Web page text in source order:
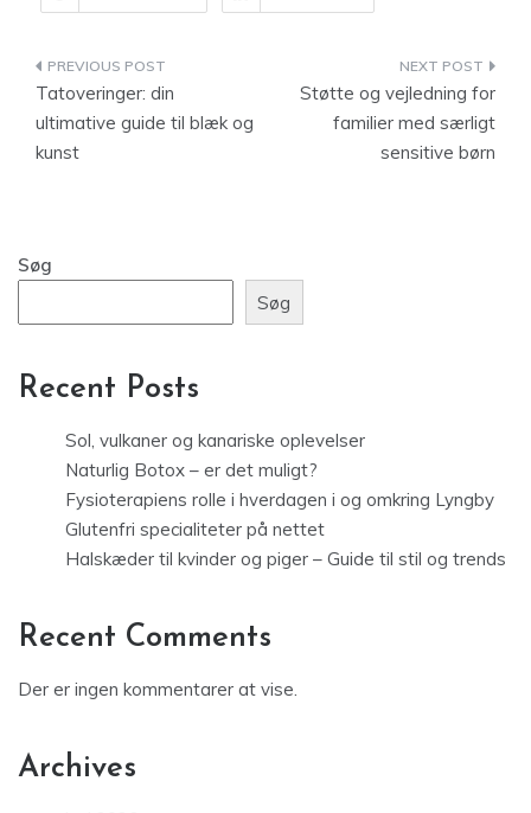
Indlægsnavigation
Tatoveringer: din
ultimative guide til blæk og
kunst
Støtte og vejledning for
familier med særligt
sensitive børn
Søg
Søg
Recent Posts
Sol, vulkaner og kanariske oplevelser
Naturlig Botox – er det muligt?
Fysioterapiens rolle i hverdagen i og omkring Lyngby
Glutenfri specialiteter på nettet
Halskæder til kvinder og piger – Guide til stil og trends
Recent Comments
Der er ingen kommentarer at vise.
Archives